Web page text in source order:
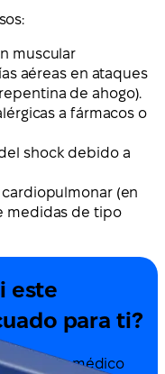
muscular
aéreas en ataques
de ahogo).
a fármacos o
shock debido a
(en
medidas de tipo
este
para ti?
con un médico